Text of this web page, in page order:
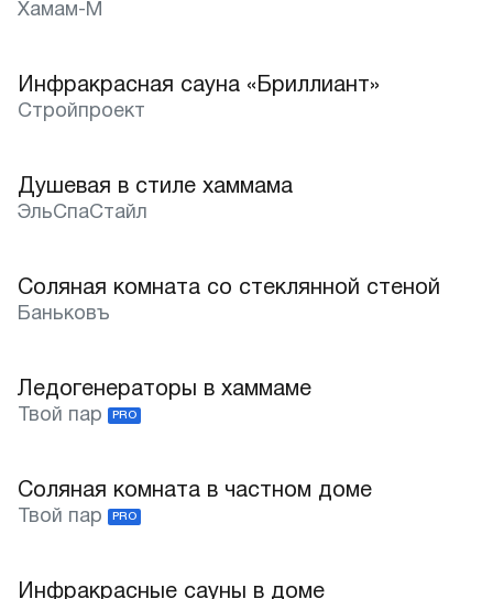
Пятигорск
Сочи
Хамам-М
Инфракрасная сауна «Бриллиант»
Стройпроект
Лучшее
Душевая в стиле хаммама
ЭльСпаСтайл
Соляная комната со стеклянной стеной
Баньковъ
Ледогенераторы в хаммаме
Твой пар PRO
Соляная комната в частном доме
Твой пар PRO
Инфракрасные сауны в доме